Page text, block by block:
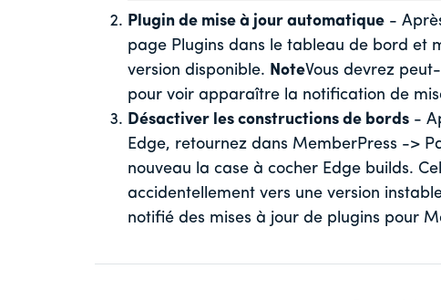
Plugin de mise à jour automatique-
page Plugins dans le tableau de bord et
version disponible. NoteVous devrez
pour voir apparaître la notification de
Désactiver les constructions de bords-
Edge, retournez dans MemberPress ->
nouveau la case à cocher Edge builds.
accidentellement vers une version
notifié des mises à jour de plugins pour